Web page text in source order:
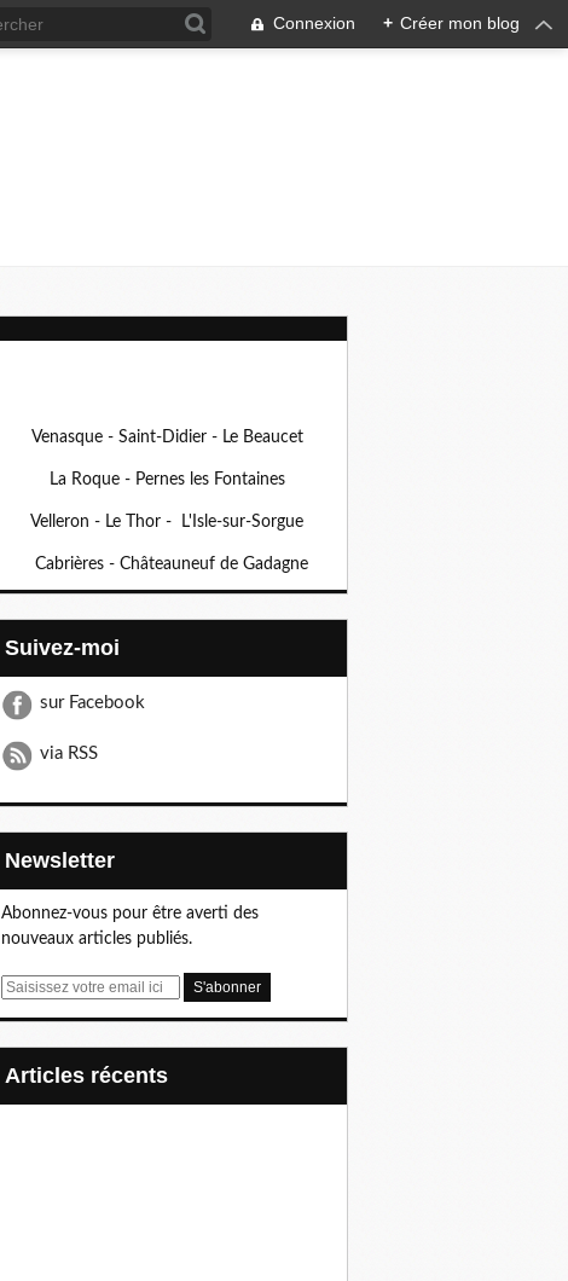
Connexion + Créer mon blog
Venasque - Saint-Didier - Le Beaucet
La Roque - Pernes les Fontaines
Velleron - Le Thor - L'Isle-sur-Sorgue
Cabrières - Châteauneuf de Gadagne
Suivez-moi
sur Facebook
via RSS
Newsletter
Abonnez-vous pour être averti des
nouveaux articles publiés.
E
articles récents